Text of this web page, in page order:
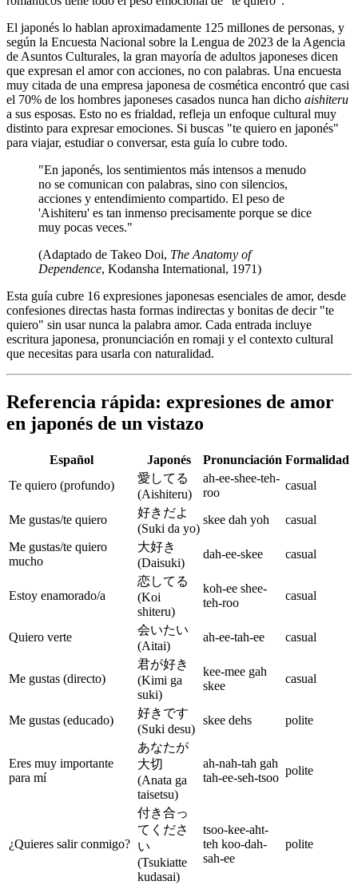
El japonés lo hablan aproximadamente 125 millones de personas, y
según la Encuesta Nacional sobre la Lengua de 2023 de la Agencia
de Asuntos Culturales, la gran mayoría de adultos japoneses dicen
que expresan el amor con acciones, no con palabras. Una encuesta
muy citada de una empresa japonesa de cosmética encontró que casi
el 70% de los hombres japoneses casados nunca han dicho aishiteru
a sus esposas. Esto no es frialdad, refleja un enfoque cultural muy
distinto para expresar emociones. Si buscas "te quiero en japonés"
para viajar, estudiar o conversar, esta guía lo cubre todo.
"En japonés, los sentimientos más intensos a menudo
no se comunican con palabras, sino con silencios,
acciones y entendimiento compartido. El peso de
'Aishiteru' es tan inmenso precisamente porque se dice
muy pocas veces."
(Adaptado de Takeo Doi, The Anatomy of
Dependence, Kodansha International, 1971)
Esta guía cubre 16 expresiones japonesas esenciales de amor, desde
confesiones directas hasta formas indirectas y bonitas de decir "te
quiero" sin usar nunca la palabra amor. Cada entrada incluye
escritura japonesa, pronunciación en romaji y el contexto cultural
que necesitas para usarla con naturalidad.
Referencia rápida: expresiones de amor
en japonés de un vistazo
Español Japonés Pronunciación Formalidad
Te quiero (profundo)
愛してる
(Aishiteru)
ah-ee-shee-teh-
roo
casual
Me gustas/te quiero
好きだよ
(Suki da yo)
skee dah yoh
casual
Me gustas/te quiero
mucho
大好き
(Daisuki)
dah-ee-skee casual
Estoy enamorado/a
恋してる
(Koi
shiteru)
koh-ee shee-
teh-roo
casual
Quiero verte
会いたい
(Aitai)
ah-ee-tah-ee casual
Me gustas (directo)
君が好き
(Kimi ga
suki)
kee-mee gah
skee
casual
Me gustas (educado)
好きです
(Suki desu)
skee dehs polite
Eres muy importante
para mí
あなたが
大切
(Anata ga
taisetsu)
ah-nah-tah gah
tah-ee-seh-tsoo
polite
¿Quieres salir conmigo?
付き合っ
てくださ
い
(Tsukiatte
kudasai)
tsoo-kee-aht-
teh koo-dah-
sah-ee
polite